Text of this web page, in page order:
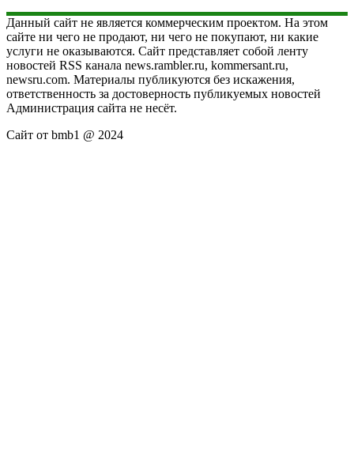
Данный сайт не является коммерческим проектом. На этом
сайте ни чего не продают, ни чего не покупают, ни какие
услуги не оказываются. Сайт представляет собой ленту
новостей RSS канала news.rambler.ru, kommersant.ru,
newsru.com. Материалы публикуются без искажения,
ответственность за достоверность публикуемых новостей
Администрация сайта не несёт.
Сайт от bmb1 @ 2024